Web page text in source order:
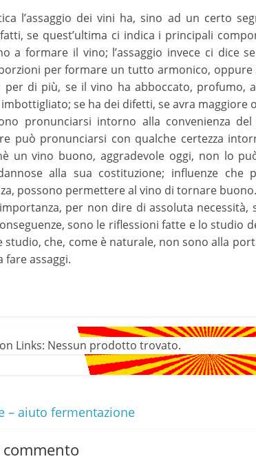
l’assaggio dei vini ha, sino ad un certo
se quest’ultima ci indica i principali
a formare il vino; l’assaggio invece ci dice
per formare un tutto armonico,
per di più, se il vino ha abboccato, profumo,
se ha dei difetti, se avra maggiore
pronunciarsi intorno alla convenienza
può pronunciarsi con qualche certezza
un vino buono, aggradevole oggi, non lo
alla sua costituzione; influenze che
possono permettere al vino di tornare buono.
per non dire di assoluta
sono le riflessioni fatte e lo studio
studio, che, come è naturale, non sono alla
fare assaggi.
Links: Nessun prodotto trovato.
– aiuto fermentazione
commento